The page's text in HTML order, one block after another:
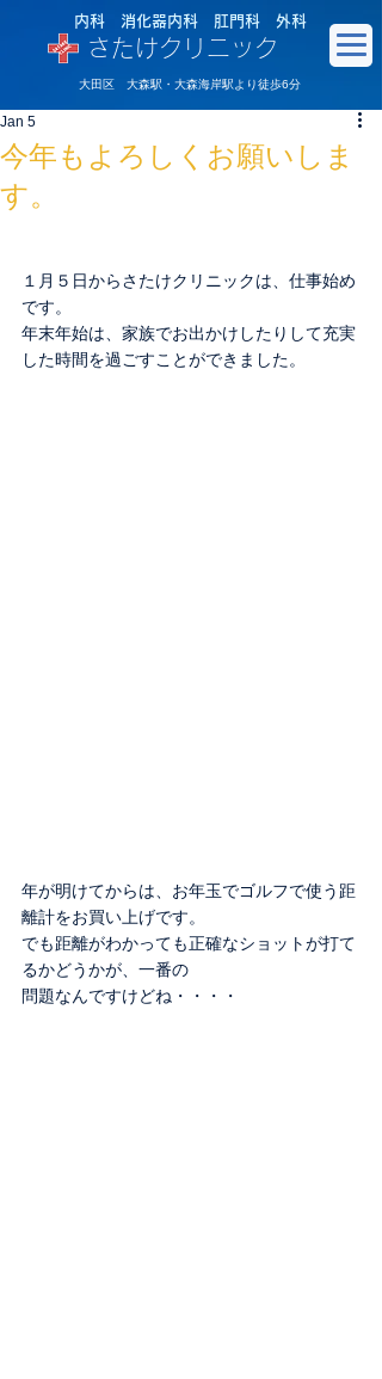
内科 消化器内科 肛門科 外科
さたけクリニック
大田区 大森駅・大森海岸駅より徒歩6分
今年もよろしくお願いしま
す。
Jan 5
１月５日からさたけクリニックは、仕事始め
です。
年末年始は、家族でお出かけしたりして充実
した時間を過ごすことができました。
年が明けてからは、お年玉でゴルフで使う距
離計をお買い上げです。
でも距離がわかっても正確なショットが打て
るかどうかが、一番の
問題なんですけどね・・・・